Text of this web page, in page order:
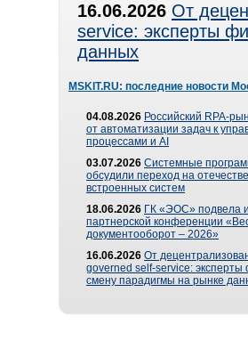
16.06.2026 От
service: эксперты
данных
MSKIT.RU: последние новости
04.08.2026 Российский RPA-
от автоматизации задач к
процессами и AI
03.07.2026 Системные
обсудили переход на
встроенных систем
18.06.2026 ГК «ЭОС» подвела
партнерской конференции
документооборот – 2026»
16.06.2026 От
governed self-service: эксперты
смену парадигмы на рынке